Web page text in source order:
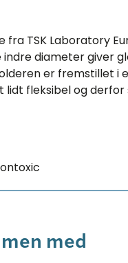
fra TSK Laboratory
indre diameter giver
er fremstillet i
fleksibel og derfor
med